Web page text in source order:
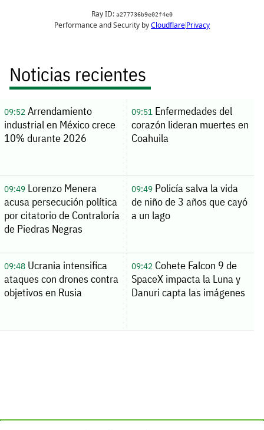
Noticias recientes
09:52Arrendamiento
industrial en México crece
10% durante 2026
09:51Enfermedades del
corazón lideran muertes en
Coahuila
09:49Lorenzo Menera
acusa persecución política
por citatorio de Contraloría
de Piedras Negras
09:49Policía salva la vida
de niño de 3 años que cayó
a un lago
09:48Ucrania intensifica
ataques con drones contra
objetivos en Rusia
09:42 Cohete Falcon 9 de
SpaceX impacta la Luna y
Danuri capta las imágenes